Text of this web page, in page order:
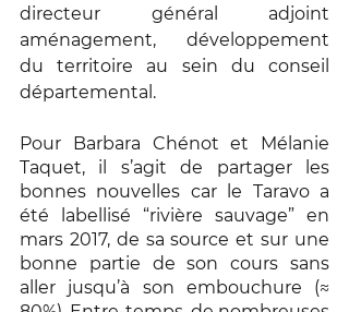
directeur général adjoint
aménagement, développement
du territoire au sein du conseil
départemental.
Pour Barbara Chénot et Mélanie
Taquet, il s’agit de partager les
bonnes nouvelles car le Taravo a
été labellisé “rivière sauvage” en
mars 2017, de sa source et sur une
bonne partie de son cours sans
aller jusqu’à son embouchure (≈